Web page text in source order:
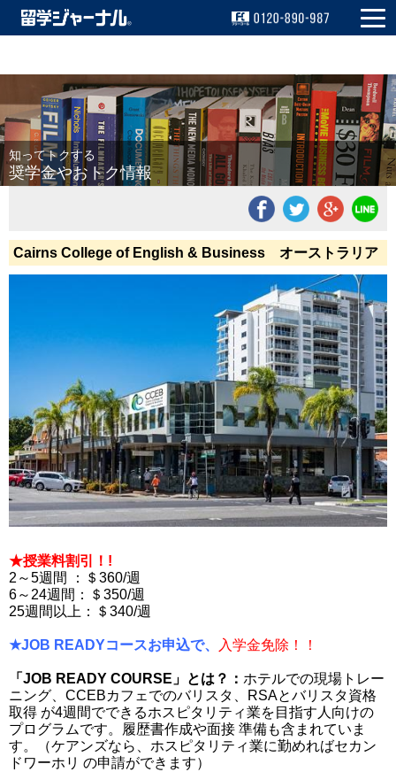
無料! 資料請求 無料! 留学相談
知ってトクする
奨学金やおトク情報
Cairns College of English & Business オーストラリア
★授業料割引！!
2～5週間 ：＄360/週
6～24週間：＄350/週
25週間以上：＄340/週
★JOB READYコースお申込で、 入学金免除！！
「JOB READY COURSE」とは？： ホテルでの現場トレー
ニング、CCEBカフェでのバリスタ、RSAとバリスタ資格
取得 が4週間でできるホスピタリティ業を⽬指す⼈向けの
プログラムです。履歴書作成や⾯接 準備も含まれていま
す。（ケアンズなら、ホスピタリティ業に勤めればセカン
ドワーホリ の申請ができます）